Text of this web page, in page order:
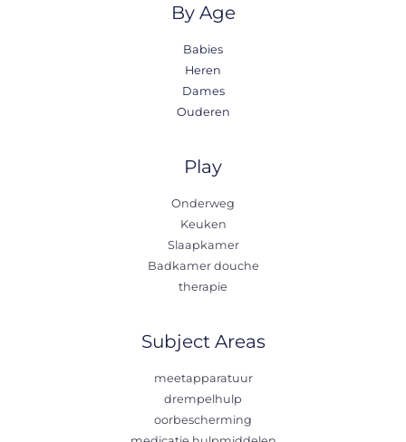
By Age
Babies
Heren
Dames
Ouderen
Play
Onderweg
Keuken
Slaapkamer
Badkamer douche
therapie
Subject Areas
meetapparatuur
drempelhulp
oorbescherming